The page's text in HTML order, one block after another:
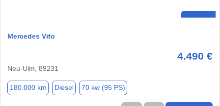
Mercedes Vito
4.490 €
Neu-Ulm, 89231
180.000 km Diesel 70 kw (95 PS)